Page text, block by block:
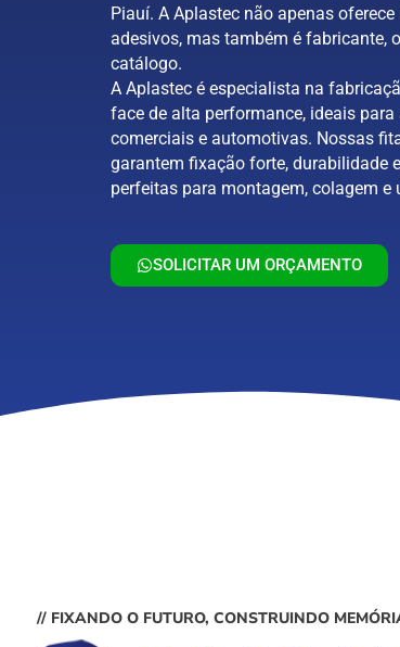
Piauí. A Aplastec não apenas
adesivos, mas também é fabricante,
catálogo.
A Aplastec é especialista na
face de alta performance, ideais
comerciais e automotivas. Nossas
garantem fixação forte, durabilidade
perfeitas para montagem, colagem e
SOLICITAR UM ORÇAMENTO
// FIXANDO O FUTURO, CONSTRUINDO